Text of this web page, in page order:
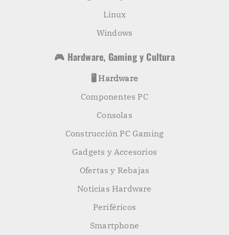
Linux
Windows
🎮 Hardware, Gaming y Cultura
🖥️ Hardware
Componentes PC
Consolas
Construcción PC Gaming
Gadgets y Accesorios
Ofertas y Rebajas
Noticias Hardware
Periféricos
Smartphone